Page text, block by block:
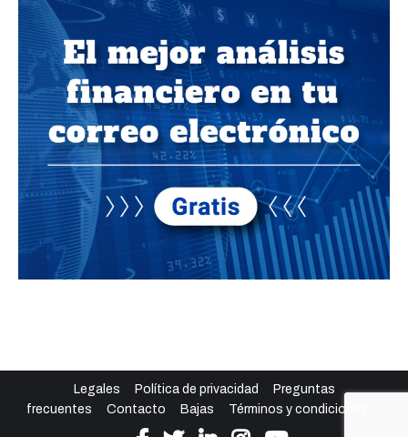
Legales Política de privacidad
Preguntas
frecuentes
Contacto Bajas Términos y condiciones